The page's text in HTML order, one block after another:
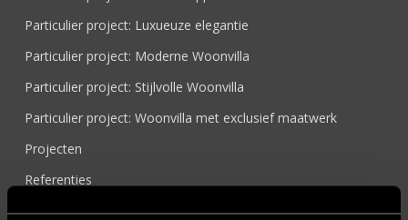
Particulier project: Luxueuze elegantie
Particulier project: Moderne Woonvilla
Particulier project: Stijlvolle Woonvilla
Particulier project: Woonvilla met exclusief maatwerk
Projecten
Referenties
Samenwerken